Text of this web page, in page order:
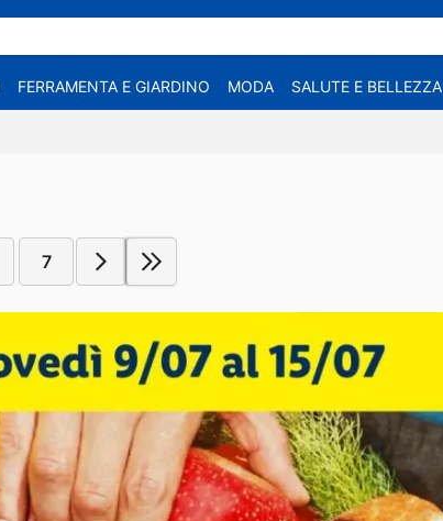
FERRAMENTA E GIARDINO MODA SALUTE E BELLEZZA
7